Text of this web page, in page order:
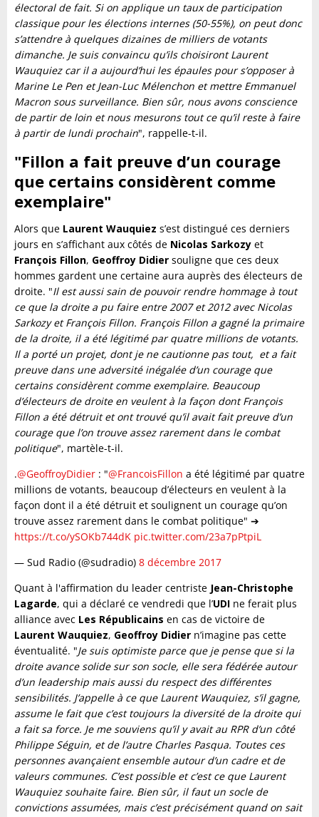
électoral de fait. Si on applique un taux de participation
classique pour les élections internes (50-55%), on peut donc
s’attendre à quelques dizaines de milliers de votants
dimanche. Je suis convaincu qu’ils choisiront Laurent
Wauquiez car il a aujourd’hui les épaules pour s’opposer à
Marine Le Pen et Jean-Luc Mélenchon et mettre Emmanuel
Macron sous surveillance. Bien sûr, nous avons conscience
de partir de loin et nous mesurons tout ce qu’il reste à faire
à partir de lundi prochain", rappelle-t-il.
"Fillon a fait preuve d’un courage
que certains considèrent comme
exemplaire"
Alors que Laurent Wauquiez s’est distingué ces derniers
jours en s’affichant aux côtés de Nicolas Sarkozy et
François Fillon, Geoffroy Didier souligne que ces deux
hommes gardent une certaine aura auprès des électeurs de
droite. "Il est aussi sain de pouvoir rendre hommage à tout
ce que la droite a pu faire entre 2007 et 2012 avec Nicolas
Sarkozy et François Fillon. François Fillon a gagné la primaire
de la droite, il a été légitimé par quatre millions de votants.
Il a porté un projet, dont je ne cautionne pas tout, et a fait
preuve dans une adversité inégalée d’un courage que
certains considèrent comme exemplaire. Beaucoup
d’électeurs de droite en veulent à la façon dont François
Fillon a été détruit et ont trouvé qu’il avait fait preuve d’un
courage que l’on trouve assez rarement dans le combat
politique", martèle-t-il.
.@GeoffroyDidier : "@FrancoisFillon a été légitimé par quatre
millions de votants, beaucoup d’électeurs en veulent à la
façon dont il a été détruit et soulignent un courage qu’on
trouve assez rarement dans le combat politique" ➔
https://t.co/ySOKb744dK pic.twitter.com/23a7pPtpiL
— Sud Radio (@sudradio) 8 décembre 2017
Quant à l'affirmation du leader centriste Jean-Christophe
Lagarde, qui a déclaré ce vendredi que l’UDI ne ferait plus
alliance avec Les Républicains en cas de victoire de
Laurent Wauquiez, Geoffroy Didier n’imagine pas cette
éventualité. "Je suis optimiste parce que je pense que si la
droite avance solide sur son socle, elle sera fédérée autour
d’un leadership mais aussi du respect des différentes
sensibilités. J’appelle à ce que Laurent Wauquiez, s’il gagne,
assume le fait que c’est toujours la diversité de la droite qui
a fait sa force. Je me souviens qu’il y avait au RPR d’un côté
Philippe Séguin, et de l’autre Charles Pasqua. Toutes ces
personnes avançaient ensemble autour d’un cadre et de
valeurs communes. C’est possible et c’est ce que Laurent
Wauquiez souhaite faire. Bien sûr, il faut un socle de
convictions assumées, mais c’est précisément quand on sait